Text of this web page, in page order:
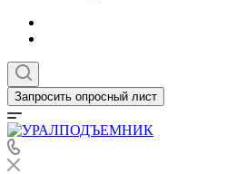
Запросить опросный лист